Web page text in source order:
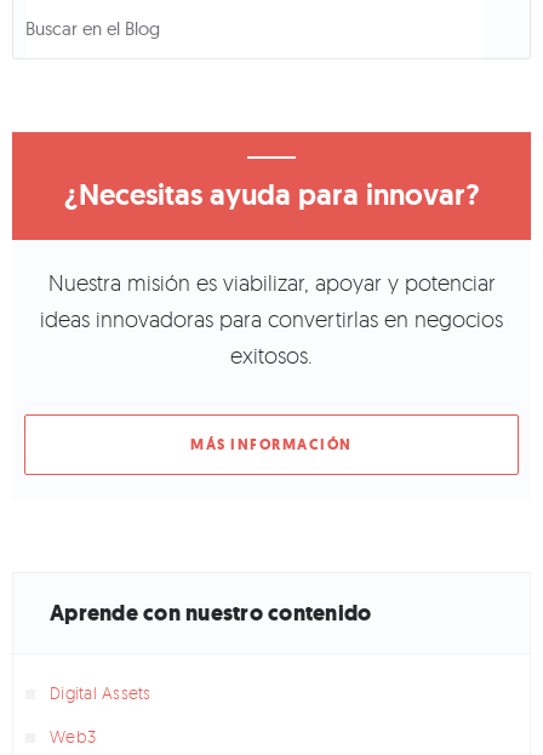
¿Necesitas ayuda para innovar?
Nuestra misión es viabilizar, apoyar y potenciar
ideas innovadoras para convertirlas en negocios
exitosos.
MÁS INFORMACIÓN
Aprende con nuestro contenido
Digital Assets
Web3